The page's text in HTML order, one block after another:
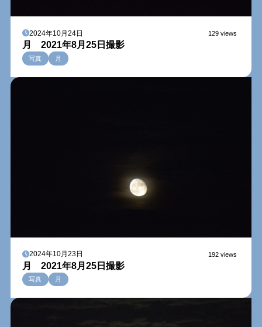
2024年10月24日 129 views
月 2021年8月25日撮影
写真 月
2024年10月23日 192 views
月 2021年8月25日撮影
写真 月